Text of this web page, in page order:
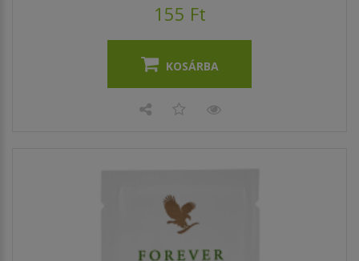
155 Ft
KOSÁRBA